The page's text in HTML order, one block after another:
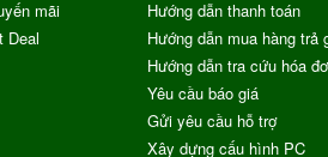
mãi
Deal
Hướng dẫn thanh toán
Hướng dẫn mua hàng trả
Hướng dẫn tra cứu hóa
Yêu cầu báo giá
Gửi yêu cầu hỗ trợ
Xây dựng cấu hình PC